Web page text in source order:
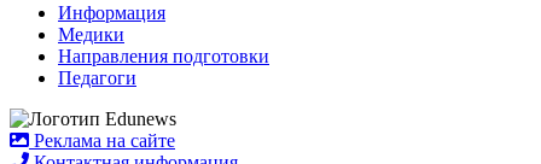
Информация
Медики
Направления подготовки
Педагоги
Реклама на сайте